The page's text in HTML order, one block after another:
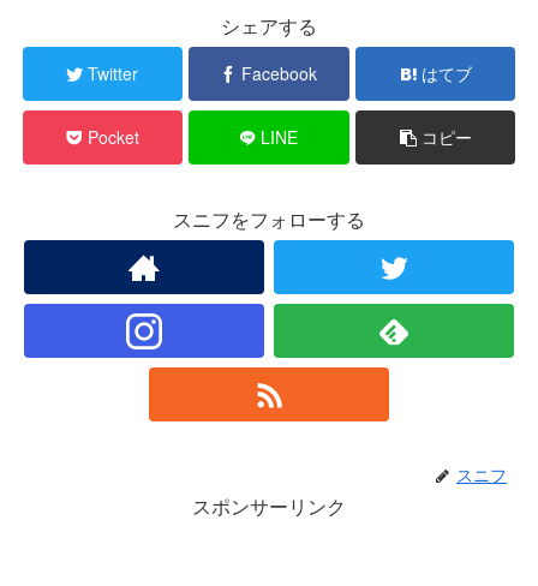
シェアする
Twitter Facebook はてブ
Pocket LINE コピー
スニフをフォローする
スニフ
スポンサーリンク